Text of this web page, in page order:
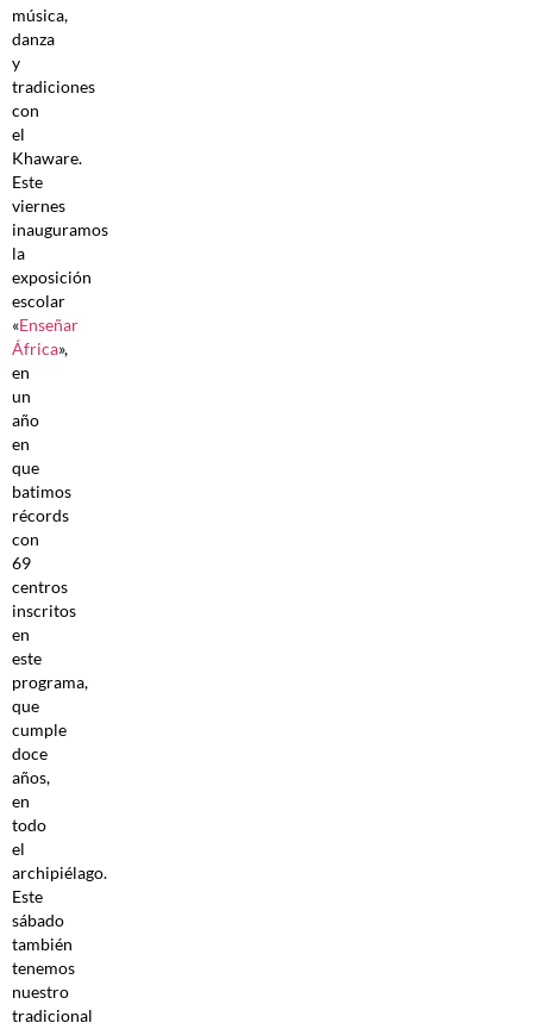
música,
danza
y
tradiciones
con
el
Khaware.
Este
viernes
inauguramos
la
exposición
escolar
«Enseñar
África»,
en
un
año
en
que
batimos
récords
con
69
centros
inscritos
en
este
programa,
que
cumple
doce
años,
en
todo
el
archipiélago.
Este
sábado
también
tenemos
nuestro
tradicional